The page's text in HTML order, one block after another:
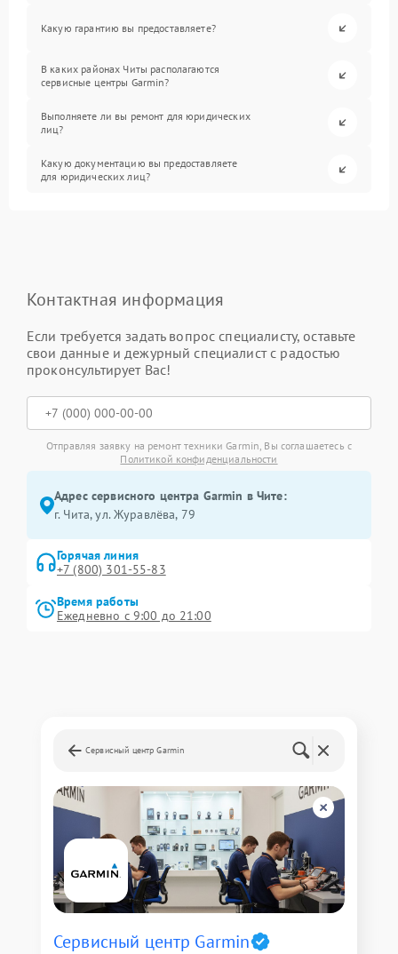
Какую гарантию вы предоставляете?
В каких районах Читы располагаются
сервисные центры Garmin?
Выполняете ли вы ремонт для юридических
лиц?
Какую документацию вы предоставляете
для юридических лиц?
Контактная информация
Если требуется задать вопрос специалисту, оставьте
свои данные и дежурный специалист с радостью
проконсультирует Вас!
Отправляя заявку на ремонт техники Garmin, Вы соглашаетесь с
Политикой конфиденциальности
Адрес сервисного центра Garmin в Чите:
г. Чита, ул. Журавлёва, 79
Горячая линия
+7 (800) 301-55-83
Время работы
Ежедневно с 9:00 до 21:00
Сервисный центр Garmin
Сервисный центр Garmin